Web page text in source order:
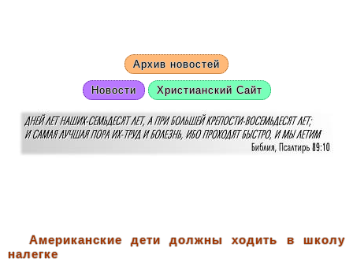
Архив новостей
Новости Христианский Сайт
Американские дети должны ходить в школу
налегке